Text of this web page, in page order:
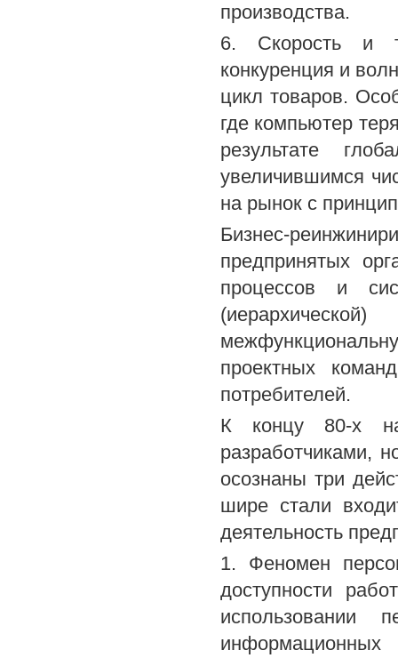
производства.
6. Скорость и
конкуренция и
цикл товаров.
где компьютер
результате
увеличившимся
на рынок с
Бизнес-
предпринятых
процессов и
проектных
потребителей.
К концу 80-х
разработчиками,
осознаны три
шире стали
деятельность
1. Феномен
доступности
использовании